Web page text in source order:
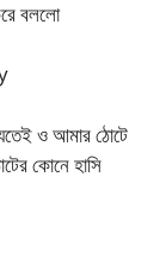
বললো
ও আমার ঠোটে
কোনে হাসি